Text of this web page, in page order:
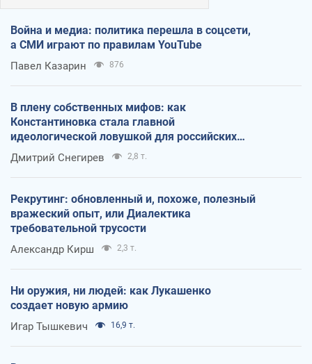
Война и медиа: политика перешла в соцсети,
а СМИ играют по правилам YouTube
Павел Казарин 876
В плену собственных мифов: как
Константиновка стала главной
идеологической ловушкой для российских
оккупантов
Дмитрий Снегирев 2,8 т.
Рекрутинг: обновленный и, похоже, полезный
вражеский опыт, или Диалектика
требовательной трусости
Александр Кирш 2,3 т.
Ни оружия, ни людей: как Лукашенко
создает новую армию
Игар Тышкевич 16,9 т.